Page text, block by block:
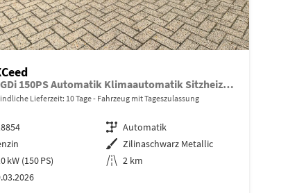
1.6 T-GDi 150PS Automatik Klimaautomatik Sitzheizung Lenkradheizung Navi PDC Rückf.Kamera abged.Scheiben Apple CarPlay Android Auto
Lieferzeit: 10 Tage Fahrzeug mit Tageszulassung
Getriebe Automatik
Außenfarbe Zilinaschwarz Metallic
kW (150 PS) Kilometerstand 2 km